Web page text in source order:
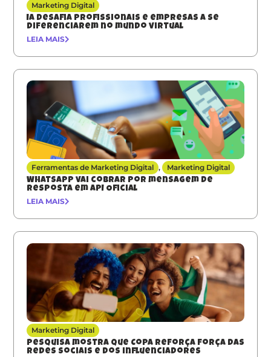
Marketing Digital
IA desafia profissionais e empresas a se
diferenciarem no mundo virtual
LEIA MAIS
Ferramentas de Marketing Digital , Marketing Digital
Whatsapp vai cobrar por mensagem de
resposta em API Oficial
LEIA MAIS
Marketing Digital
Pesquisa mostra que Copa reforça força das
redes sociais e dos influenciadores